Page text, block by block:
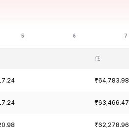
低
₹64,783.98
₹63,466.47
₹62,278.96